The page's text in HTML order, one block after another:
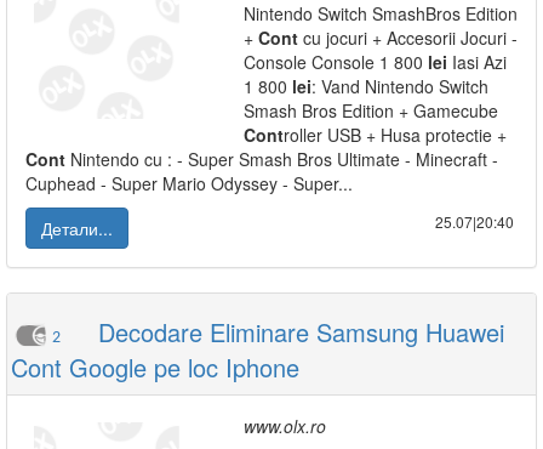
Nintendo Switch SmashBros Edition
+ Cont cu jocuri + Accesorii Jocuri -
Console Console 1 800 lei Iasi Azi
1 800 lei: Vand Nintendo Switch
Smash Bros Edition + Gamecube
Controller USB + Husa protectie +
Cont Nintendo cu : - Super Smash Bros Ultimate - Minecraft -
Cuphead - Super Mario Odyssey - Super...
Детали...
25.07|20:40
2
Decodare Eliminare Samsung Huawei
Cont Google pe loc Iphone
www.olx.ro